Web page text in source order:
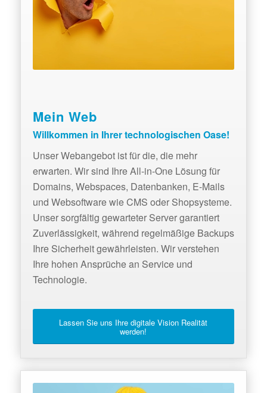
Mein Web
Willkommen in Ihrer technologischen Oase!
Unser Webangebot ist für die, die mehr
erwarten. Wir sind Ihre All-in-One Lösung für
Domains, Webspaces, Datenbanken, E-Mails
und Websoftware wie CMS oder Shopsysteme.
Unser sorgfältig gewarteter Server garantiert
Zuverlässigkeit, während regelmäßige Backups
Ihre Sicherheit gewährleisten. Wir verstehen
Ihre hohen Ansprüche an Service und
Technologie.
Lassen Sie uns Ihre digitale Vision Realität
werden!